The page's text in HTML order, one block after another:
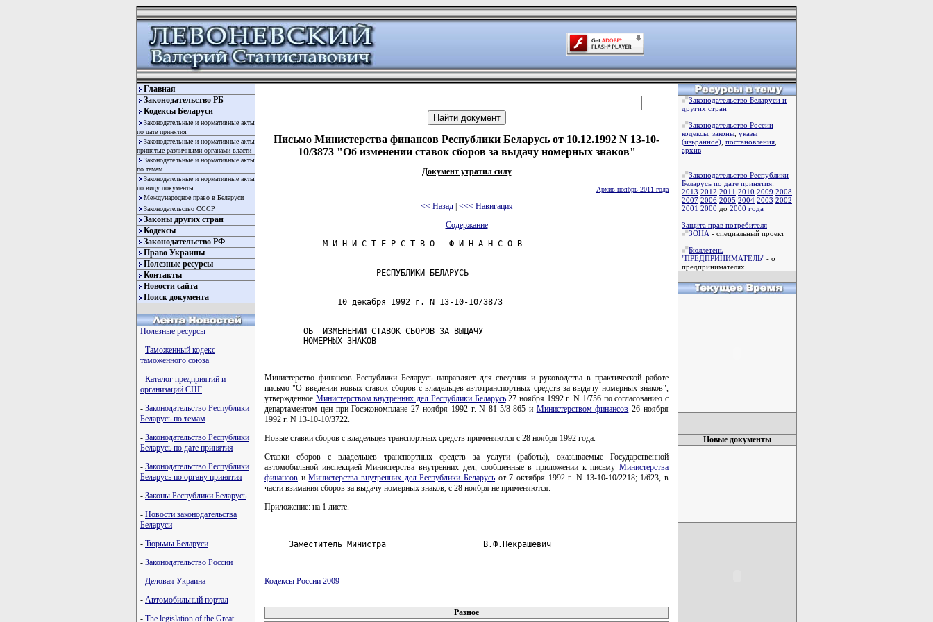
Главная
Законодательство РБ
Кодексы Беларуси
Законодательные и нормативные акты
по дате принятия
Законодательные и нормативные акты
принятые различными органами власти
Законодательные и нормативные акты
по темам
Законодательные и нормативные акты
по виду документы
Международное право в Беларуси
Законодательство СССР
Законы других стран
Кодексы
Законодательство РФ
Право Украины
Полезные ресурсы
Контакты
Новости сайта
Поиск документа
Полезные ресурсы
- Таможенный кодекс
таможенного союза
- Каталог предприятий и
организаций СНГ
- Законодательство Республики
Беларусь по темам
- Законодательство Республики
Беларусь по дате принятия
- Законодательство Республики
Беларусь по органу принятия
- Законы Республики Беларусь
- Новости законодательства
Беларуси
- Тюрьмы Беларуси
- Законодательство России
- Деловая Украина
- Автомобильный портал
- The legislation of the Great
Письмо Министерства финансов Республики Беларусь от 10.12.1992 N 13-10-
10/3873 "Об изменении ставок сборов за выдачу номерных знаков"
Документ утратил силу
Архив ноябрь 2011 года
<< Назад| <<< Навигация
Содержание
        ОБ  ИЗМЕНЕНИИ СТАВОК СБОРОВ ЗА ВЫДАЧУ
        НОМЕРНЫХ ЗНАКОВ
Министерство финансов Республики Беларусь направляет для сведения и руководства в практической работе
письмо "О введении новых ставок сборов с владельцев автотранспортных средств за выдачу номерных знаков",
утвержденное Министерством внутренних дел Республики Беларусь27 ноября 1992 г. N 1/756 по согласованию с
департаментом цен при Госэкономплане 27 ноября 1992 г. N 81-5/8-865 и Министерством финансов 26 ноября
1992 г. N 13-10-10/3722.
Новые ставки сборов с владельцев транспортных средств применяются с 28 ноября 1992 года.
Ставки сборов с владельцев транспортных средств за услуги (работы), оказываемые Государственной
автомобильной инспекцией Министерства внутренних дел, сообщенные в приложении к письму Министерства
финансов иМинистерства внутренних дел Республики Беларусь от 7 октября 1992 г. N 13-10-10/2218; 1/623, в
части взимания сборов за выдачу номерных знаков, с 28 ноября не применяются.
Приложение: на 1 листе.
     Заместитель Министра                    В.Ф.Некрашевич
Кодексы России 2009
Разное
Законодательство Беларуси и
других стран
Законодательство России
кодексы законы указы
(изьранное) постановления
архив
Законодательство Республики
Беларусь по дате принятия:
2013 2012 2011 2010 2009 2008
2007 2006 2005 2004 2003 2002
2001 2000 до 2000 года
Защита прав потребителя
ЗОНА - специальный проект
Бюллетень
"ПРЕДПРИНИМАТЕЛЬ" - о
предпринимателях.
Новые документы